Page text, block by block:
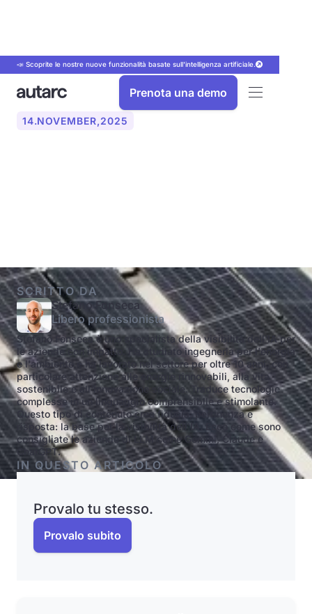
📣 Scoprite le nostre nuove funzionalità basate sull'intelligenza artificiale.
Prenota una demo
14.NOVEMBER,2025
SCRITTO DA
Stefano Fonseca
Libero professionista
Stefano Fonseca è uno specialista della visibilità dell'IA per
le aziende con impatto. Ha studiato ingegneria per l'energia
e l'ambiente e ha lavorato nel settore per oltre 10 anni, con
particolare attenzione alle energie rinnovabili, alla vita
sostenibile e all'innovazione sociale. Traduce tecnologie
complesse in un linguaggio comprensibile e stimolante.
Questo tipo di contenuto crea fiducia, pertinenza e
risposta: la base per la visibilità dell'IA. Ecco come sono
consigliate le aziende di LLM come Gemini, Claude e
ChatGPT.
IN QUESTO ARTICOLO
Provalo tu stesso.
Provalo subito